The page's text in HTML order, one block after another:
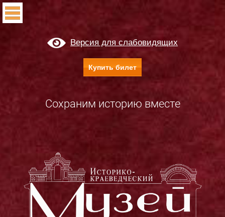
Версия для слабовидящих
Купить билет
Сохраним историю вместе